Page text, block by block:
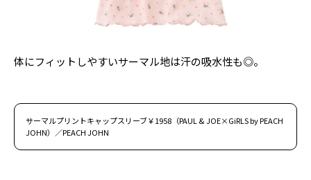
新規会員登録・ログイン
体にフィットしやすいサーマル地は汗の吸水性も◎。
サーマルプリントキャップスリーブ￥1958（PAUL & JOE×GiRLS by PEACH
JOHN）／PEACH JOHN